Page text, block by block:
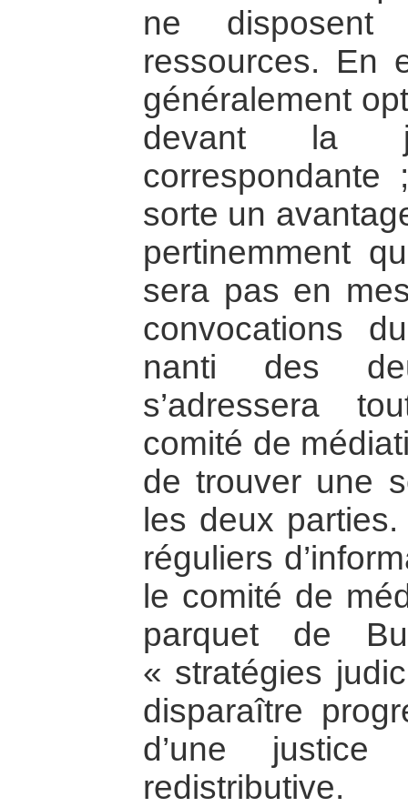
ne
ressources. En
généralement
devant la
sorte un
pertinemment
sera pas en
convocations
nanti des
s’adressera
comité de
de trouver une
les deux
réguliers
le comité de
parquet de
« stratégies
disparaître
d’une
redistributive.